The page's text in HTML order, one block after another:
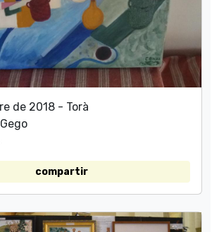
de 2018 - Torà
compartir